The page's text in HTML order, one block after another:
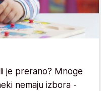
je prerano? Mnoge
nemaju izbora -